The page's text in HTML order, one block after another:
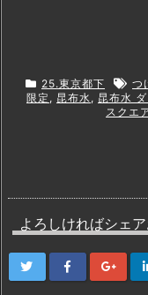
25.東京都下 つ
限定 , 昆布水 , 昆布水
スクエ
よろしければシェ